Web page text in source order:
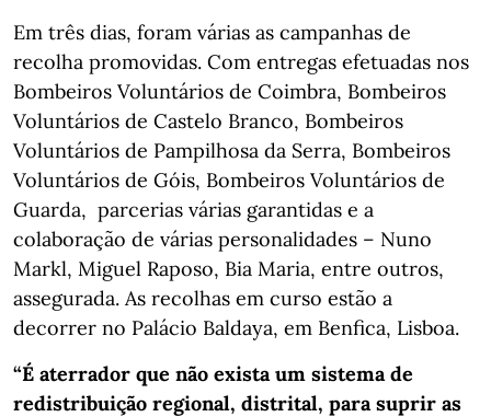
Em três dias, foram várias as campanhas de
recolha promovidas. Com entregas efetuadas nos
Bombeiros Voluntários de Coimbra, Bombeiros
Voluntários de Castelo Branco, ⁠Bombeiros
Voluntários de Pampilhosa da Serra, ⁠Bombeiros
Voluntários de Góis, Bombeiros Voluntários de
Guarda, parcerias várias garantidas e a
colaboração de várias personalidades – Nuno
Markl, Miguel Raposo, Bia Maria, entre outros,
assegurada. As recolhas em curso estão a
decorrer no Palácio Baldaya, em Benfica, Lisboa.
“É aterrador que não exista um sistema de
redistribuição regional, distrital, para suprir as